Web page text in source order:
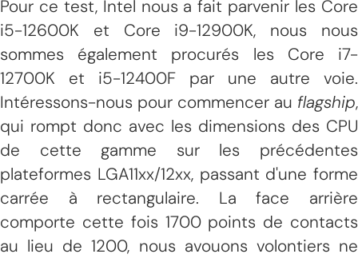
Pour ce test, Intel nous a fait parvenir les Core
i5-12600K et Core i9-12900K, nous nous
sommes également procurés les Core i7-
12700K et i5-12400F par une autre voie.
Intéressons-nous pour commencer au flagship,
qui rompt donc avec les dimensions des CPU
de cette gamme sur les précédentes
plateformes LGA11xx/12xx, passant d'une forme
carrée à rectangulaire. La face arrière
comporte cette fois 1700 points de contacts
au lieu de 1200, nous avouons volontiers ne